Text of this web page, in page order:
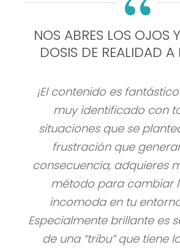
NOS ABRES LOS OJOS
DOSIS DE REALIDAD A
¡El contenido es
muy identificado con
situaciones que se
frustración que
consecuencia, adquieres
método para cambiar
incomoda en tu
Especialmente brillante es
de una “tribu” que tiene